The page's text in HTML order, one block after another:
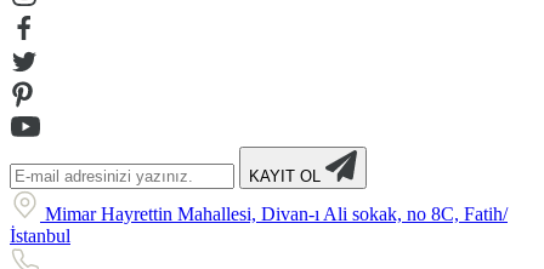
KAYIT OL
Mimar Hayrettin Mahallesi, Divan-ı Ali sokak, no 8C, Fatih/
İstanbul